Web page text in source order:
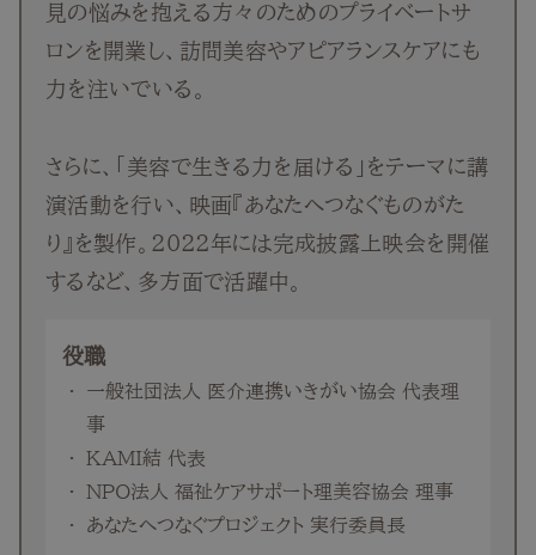
見の悩みを抱える方々のためのプライベートサ
ロンを開業し、訪問美容やアピアランスケアにも
力を注いでいる。
さらに、「美容で生きる力を届ける」をテーマに講
演活動を行い、映画『あなたへつなぐものがた
り』を製作。2022年には完成披露上映会を開催
するなど、多方面で活躍中。
役職
一般社団法人 医介連携いきがい協会 代表理
事
KAMI結 代表
NPO法人 福祉ケアサポート理美容協会 理事
あなたへつなぐプロジェクト 実行委員長